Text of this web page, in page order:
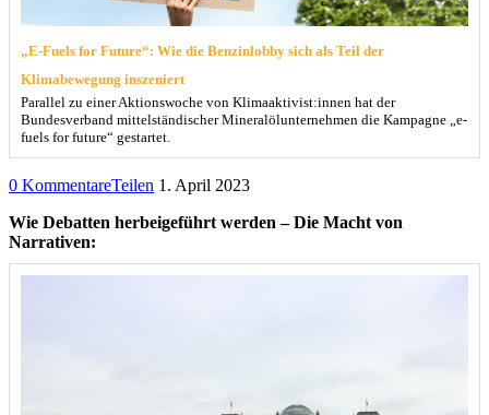
„E-Fuels for Future“: Wie die Benzinlobby sich als Teil der
Klimabewegung inszeniert
Parallel zu einer Aktionswoche von Klimaaktivist:innen hat der
Bundesverband mittelständischer Mineralölunternehmen die Kampagne „e-
fuels for future“ gestartet.
0 KommentareTeilen 1. April 2023
Wie Debatten herbeigeführt werden – Die Macht von
Narrativen: